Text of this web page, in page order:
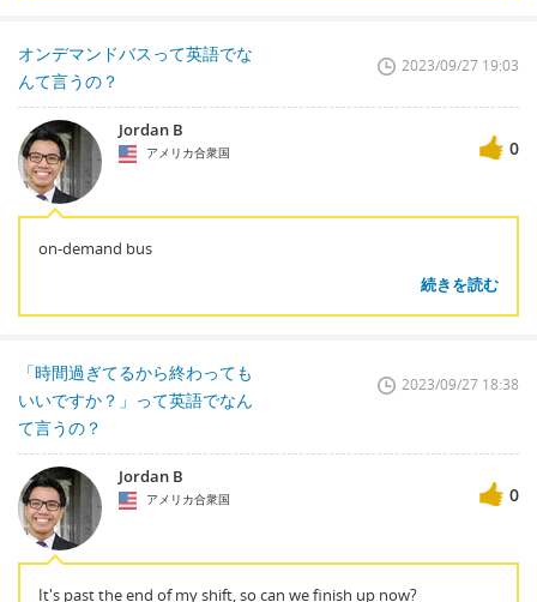
オンデマンドバスって英語でな
んて言うの？
2023/09/27 19:03
Jordan B
アメリカ合衆国 0
on-demand bus
続きを読む
「時間過ぎてるから終わっても
いいですか？」って英語でなん
て言うの？
2023/09/27 18:38
Jordan B
アメリカ合衆国 0
It's past the end of my shift, so can we finish up now?